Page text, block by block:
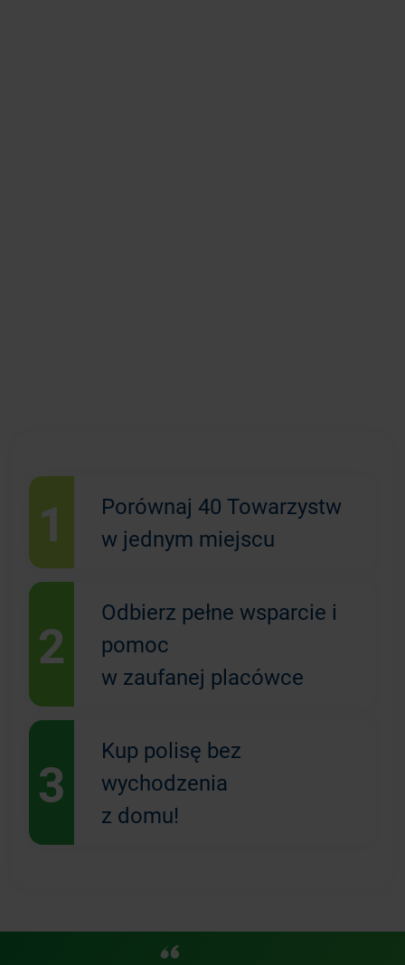
1
Porównaj 40 Towarzystw
w jednym miejscu
2
Odbierz pełne wsparcie i
pomoc
w zaufanej placówce
3
Kup polisę bez
wychodzenia
z domu!